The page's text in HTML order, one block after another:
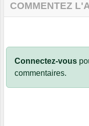
COMMENTEZ
Connectez-vous
commentaires.